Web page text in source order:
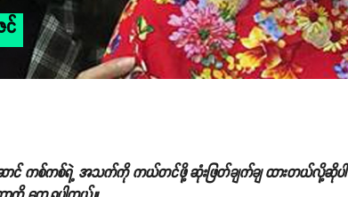
ာင် ကစ်ကစ်ရဲ့ အသက်ကို ကယ်တင်ဖို့ ဆုံးဖြတ်ချက်ချ ထားတယ်လို့ဆိုပါ